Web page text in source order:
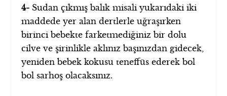
4- Sudan çıkmış balık misali yukarıdaki iki
maddede yer alan dertlerle uğraşırken
birinci bebekte farketmediğiniz bir dolu
cilve ve şirinlikle aklınız başınızdan gidecek,
yeniden bebek kokusu teneffüs ederek bol
bol sarhoş olacaksınız.